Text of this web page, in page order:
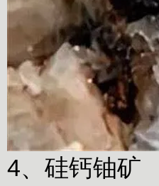
4、硅钙铀矿